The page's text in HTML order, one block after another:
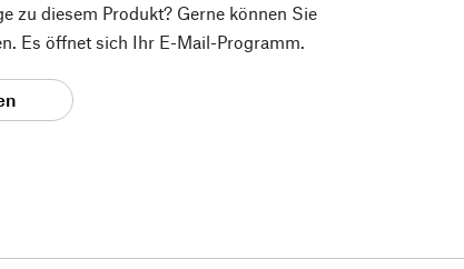
zu diesem Produkt? Gerne können Sie
Es öffnet sich Ihr E-Mail-Programm.